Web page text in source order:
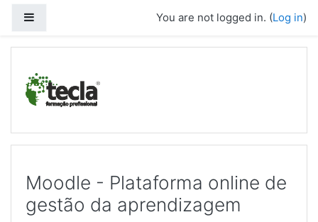
You are not logged in. (Log in)
Moodle - Plataforma online de
gestão da aprendizagem